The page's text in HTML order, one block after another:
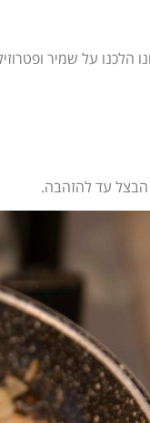
עד להזהבה.